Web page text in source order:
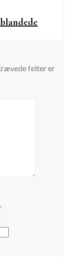
felter er